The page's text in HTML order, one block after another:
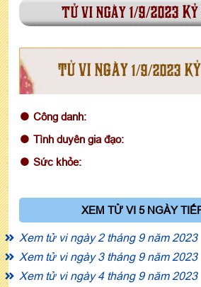
tử vi ngày 1/9/2023 Kỷ
TỬ VI NGÀY 1/9/2023
Công danh:
Tình duyên gia đạo:
Sức khỏe:
XEM TỬ VI 5 NGÀY
Xem tử vi ngày 2 tháng 9 năm 2023
Xem tử vi ngày 3 tháng 9 năm 2023
Xem tử vi ngày 4 tháng 9 năm 2023